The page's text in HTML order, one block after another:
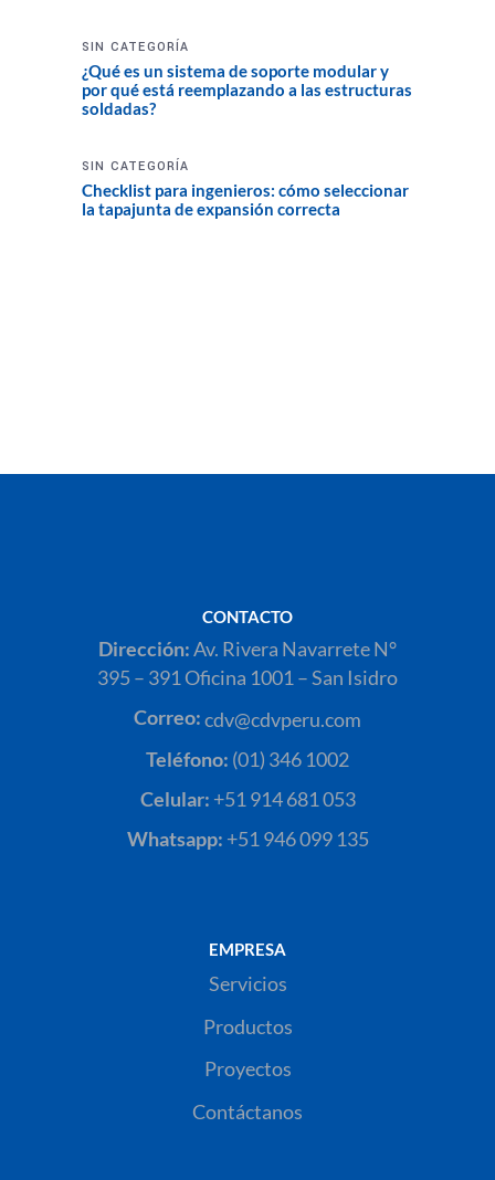
SIN CATEGORÍA
¿Qué es un sistema de soporte modular y
por qué está reemplazando a las estructuras
soldadas?
SIN CATEGORÍA
Checklist para ingenieros: cómo seleccionar
la tapajunta de expansión correcta
CONTACTO
Dirección:Av. Rivera Navarrete N°
395 – 391 Oficina 1001 – San Isidro
Correo:cdv@cdvperu.com
Teléfono: (01) 346 1002
Celular: +51 914 681 053
Whatsapp: +51 946 099 135
EMPRESA
Servicios
Productos
Proyectos
Contáctanos